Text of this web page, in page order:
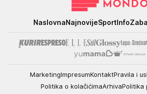
NaslovnaNajnovijeSportInfo
MarketingImpresumKontaktPravila i
Politika o kolačićimaArhivaPolitika